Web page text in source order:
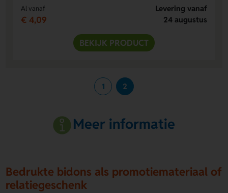
Al vanaf
€ 4,09
Levering vanaf
24 augustus
BEKIJK PRODUCT
1 2
Meer informatie
Bedrukte bidons als promotiemateriaal of
relatiegeschenk